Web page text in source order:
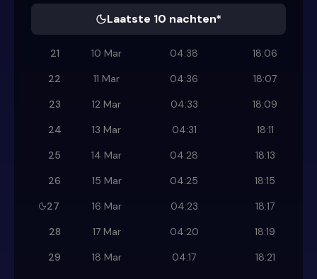
Laatste 10 nachten*
21 10 Mar 04:38
18:06
22
11 Mar 04:36
18:07
23
12 Mar 04:33
18:09
24
13 Mar 04:31
18:11
25
14 Mar 04:28
18:13
26
15 Mar 04:25
18:15
27
16 Mar 04:23
18:17
28
17 Mar 04:20
18:19
29
18 Mar 04:17 18:21